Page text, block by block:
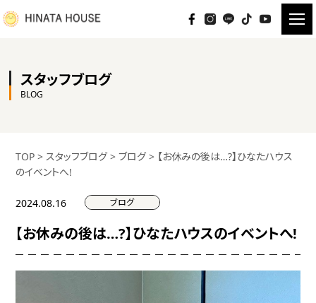
スタッフブログ
BLOG
TOP > スタッフブログ>ブログ> 【お休みの後は…?】ひなたハウス
のイベントへ!
2024.08.16 ブログ
【お休みの後は…?】ひなたハウスのイベントへ!